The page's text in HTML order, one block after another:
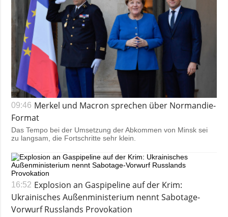
09:46 Merkel und Macron sprechen über Normandie-
Format
Das Tempo bei der Umsetzung der Abkommen von Minsk sei
zu langsam, die Fortschritte sehr klein.
16:52 Explosion an Gaspipeline auf der Krim:
Ukrainisches Außenministerium nennt Sabotage-
Vorwurf Russlands Provokation